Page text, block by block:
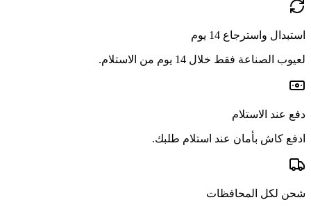
استبدال واسترجاع 14 يوم
لعيوب الصناعة فقط خلال 14 يوم من الاستلام.
دفع عند الاستلام
ادفع كاش بأمان عند استلام طلبك.
شحن لكل المحافظات